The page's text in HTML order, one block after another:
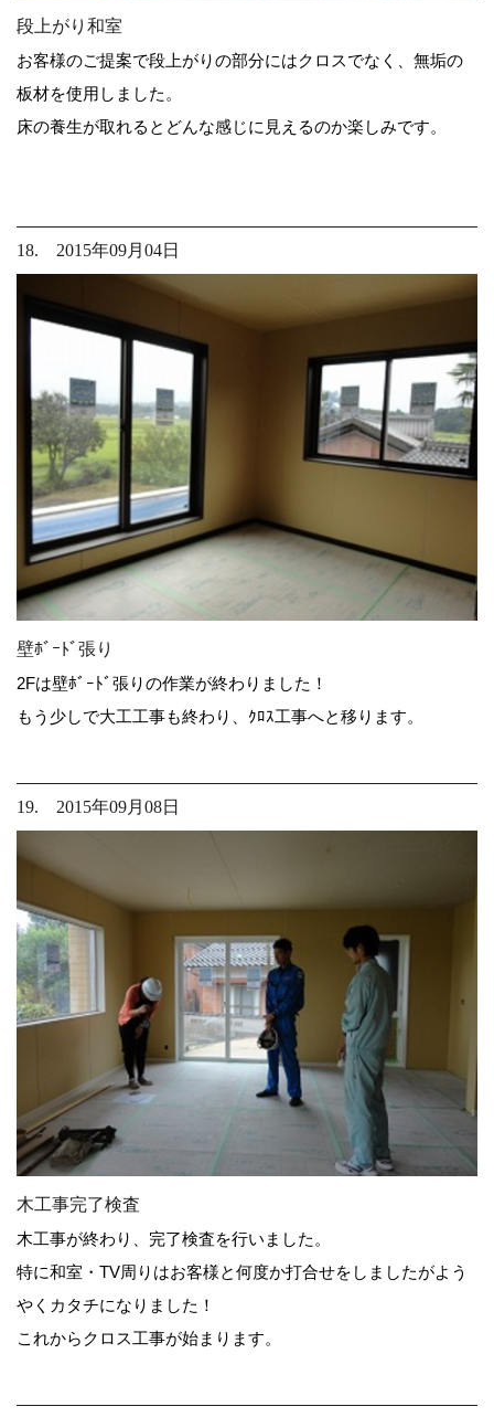
段上がり和室
お客様のご提案で段上がりの部分にはクロスでなく、無垢の
板材を使用しました。
床の養生が取れるとどんな感じに見えるのか楽しみです。
18. 2015年09月04日
壁ﾎﾞｰﾄﾞ張り
2Fは壁ﾎﾞｰﾄﾞ張りの作業が終わりました！
もう少しで大工工事も終わり、ｸﾛｽ工事へと移ります。
19. 2015年09月08日
木工事完了検査
木工事が終わり、完了検査を行いました。
特に和室・TV周りはお客様と何度か打合せをしましたがよう
やくカタチになりました！
これからクロス工事が始まります。